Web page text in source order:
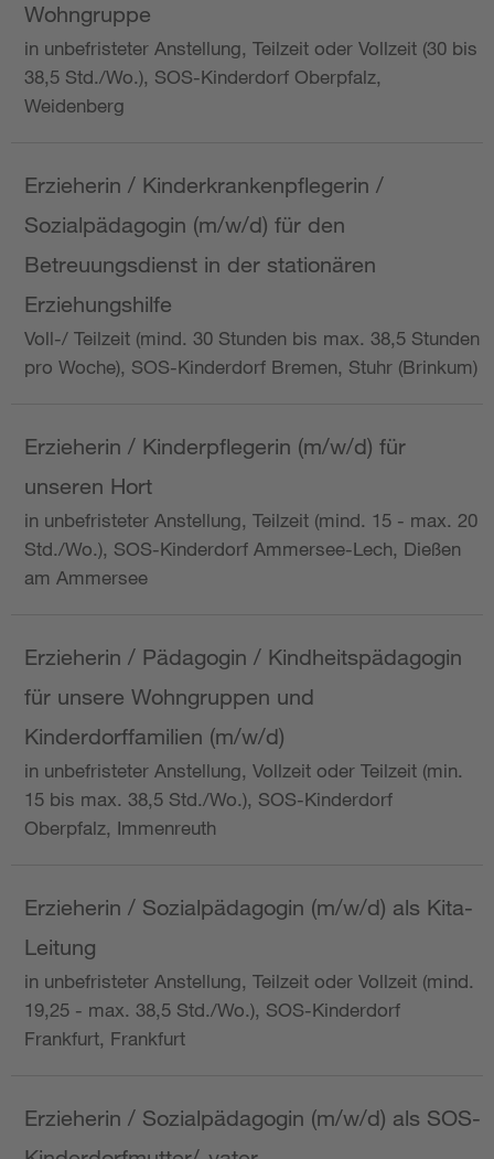
Wohngruppe
in unbefristeter Anstellung, Teilzeit oder Vollzeit (30 bis
38,5 Std./Wo.), SOS-Kinderdorf Oberpfalz,
Weidenberg
Erzieherin / Kinderkrankenpflegerin /
Sozialpädagogin (m/w/d) für den
Betreuungsdienst in der stationären
Erziehungshilfe
Voll-/ Teilzeit (mind. 30 Stunden bis max. 38,5 Stunden
pro Woche), SOS-Kinderdorf Bremen, Stuhr (Brinkum)
Erzieherin / Kinderpflegerin (m/w/d) für
unseren Hort
in unbefristeter Anstellung, Teilzeit (mind. 15 - max. 20
Std./Wo.), SOS-Kinderdorf Ammersee-Lech, Dießen
am Ammersee
Erzieherin / Pädagogin / Kindheitspädagogin
für unsere Wohngruppen und
Kinderdorffamilien (m/w/d)
in unbefristeter Anstellung, Vollzeit oder Teilzeit (min.
15 bis max. 38,5 Std./Wo.), SOS-Kinderdorf
Oberpfalz, Immenreuth
Erzieherin / Sozialpädagogin (m/w/d) als Kita-
Leitung
in unbefristeter Anstellung, Teilzeit oder Vollzeit (mind.
19,25 - max. 38,5 Std./Wo.), SOS-Kinderdorf
Frankfurt, Frankfurt
Erzieherin / Sozialpädagogin (m/w/d) als SOS-